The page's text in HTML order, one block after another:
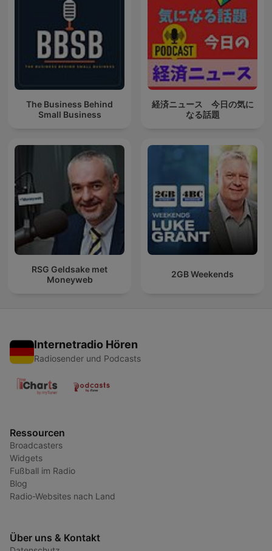
The Business Behind
Small Business
経済ニュース 今日の気に
なる話題
RSG Geldsake met
Moneyweb
2GB Weekends
Internetradio Hören
Radiosender und Podcasts
Ressourcen
Broadcasters
Widgets
Fußball im Radio
Blog
Radio-Websites nach Land
Über uns & Kontakt